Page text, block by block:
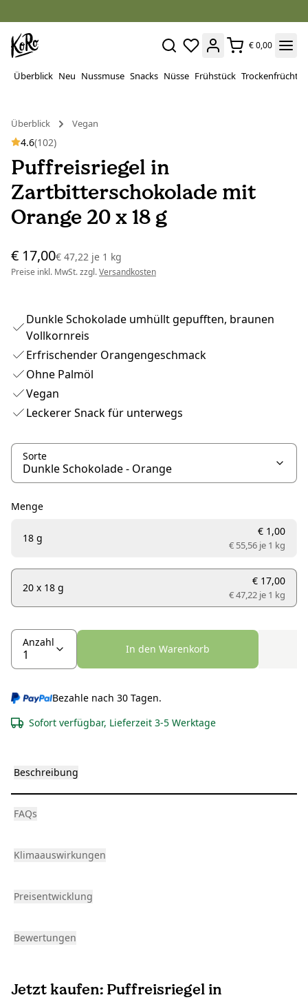
€ 0,00
Überblick Neu Nussmuse Snacks Nüsse Frühstück Trockenfrüchte
Überblick
Vegan
4.6(102)
Puffreisriegel in
Zartbitterschokolade mit
Orange 20 x 18 g
€ 17,00€ 47,22 je 1 kg
Preise inkl. MwSt. zzgl.Versandkosten
Dunkle Schokolade umhüllt gepufften, braunen
Vollkornreis
Erfrischender Orangengeschmack
Ohne Palmöl
Vegan
Leckerer Snack für unterwegs
Sorte
Menge
18 g
€ 1,00
€ 55,56 je 1 kg
20 x 18 g
€ 17,00
€ 47,22 je 1 kg
Anzahl
In den Warenkorb
Bezahle nach 30 Tagen.
Sofort verfügbar, Lieferzeit 3-5 Werktage
Beschreibung
FAQs
Klimaauswirkungen
Preisentwicklung
Bewertungen
Jetzt kaufen: Puffreisriegel in